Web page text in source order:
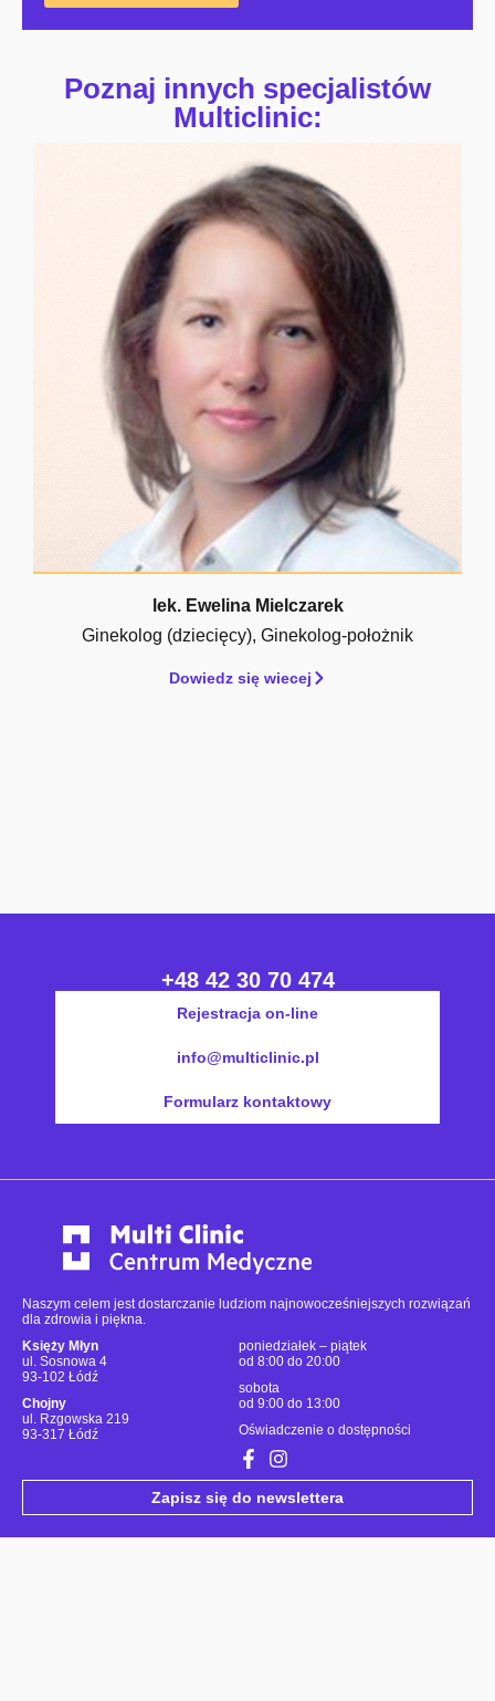
Poznaj innych specjalistów
Multiclinic:
lek. Ewelina Mielczarek
Ginekolog (dziecięcy), Ginekolog-położnik
Dowiedz się wiecej
+48 42 30 70 474
Rejestracja on-line
info@multiclinic.pl
Formularz kontaktowy
Naszym celem jest dostarczanie ludziom najnowocześniejszych rozwiązań
dla zdrowia i piękna.
Księży Młyn
ul. Sosnowa 4
93-102 Łódź
Chojny
ul. Rzgowska 219
93-317 Łódź
poniedziałek – piątek
od 8:00 do 20:00
sobota
od 9:00 do 13:00
Oświadczenie o dostępności
Zapisz się do newslettera